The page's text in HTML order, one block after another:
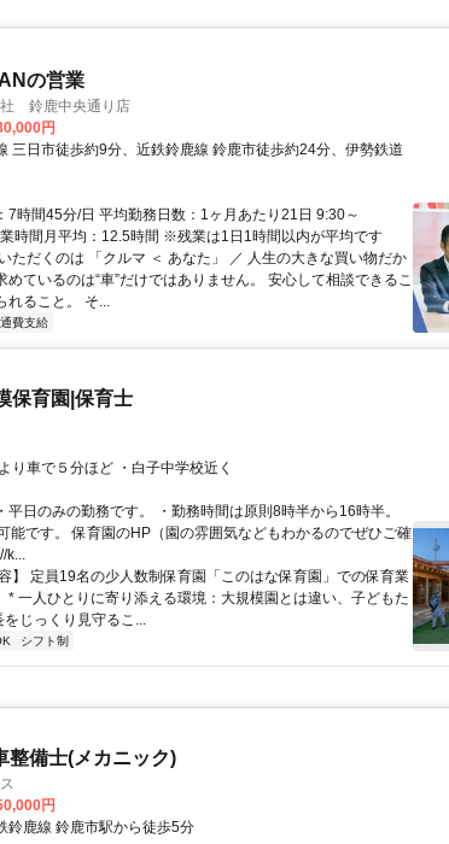
の営業
社 鈴鹿中央通り店
円
三日市徒歩約9分、近鉄鈴鹿線 鈴鹿市徒歩約24分、伊勢鉄道
7時間45分/日 平均勤務日数：1ヶ月あたり21日 9:30～
時間月平均：12.5時間 ※残業は1日1時間以内が平均です
ただくのは 「クルマ ＜ あなた」 ／ 人生の大きな買い物だか
めているのは“車”だけではありません。 安心して相談できるこ
れること。 そ...
費支給
保育園|保育士
アクセス: ・白子駅より車で５分ほど ・白子中学校近く
平日のみの勤務です。 ・勤務時間は原則8時半から16時半。
能です。 保育園のHP（園の雰囲気などもわかるのでぜひご確
k...
】 定員19名の少人数制保育園「このはな保育園」での保育業
* 一人ひとりに寄り添える環境：大規模園とは違い、子どもた
じっくり見守るこ...
シフト制
整備士(メカニック)
円
鈴鹿線 鈴鹿市駅から徒歩5分